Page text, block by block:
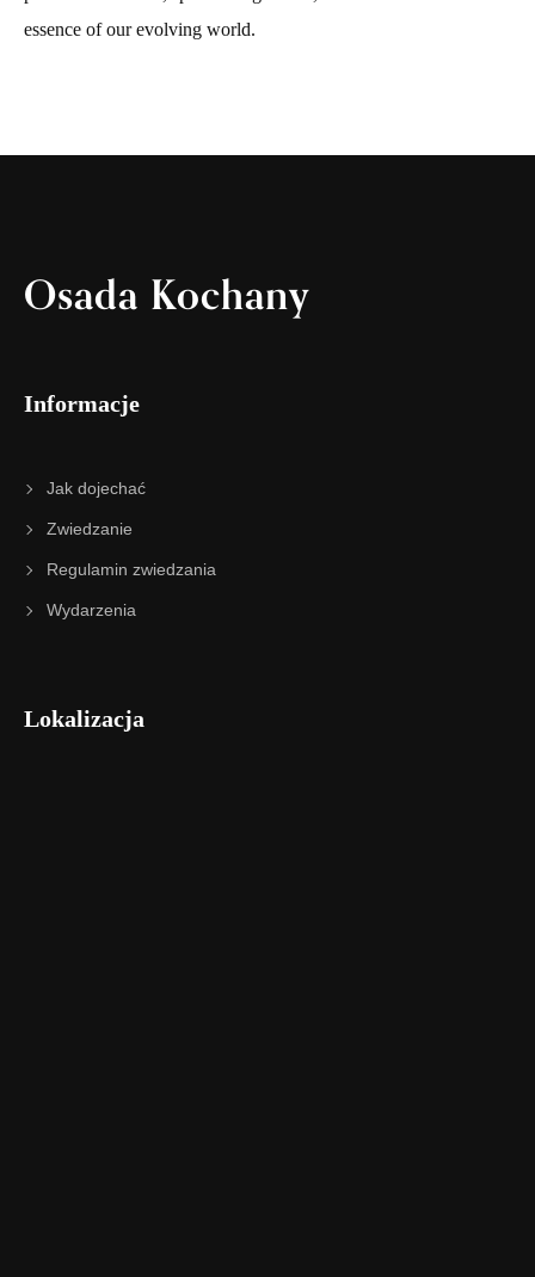
essence of our evolving world.
Osada Kochany
Informacje
Jak dojechać
Zwiedzanie
Regulamin zwiedzania
Wydarzenia
Lokalizacja